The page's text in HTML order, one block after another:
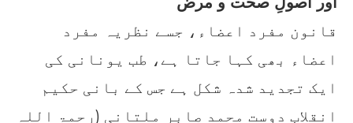
قانون مفرد اعضاء، جسے نظریہ مفرد
اعضاء بھی کہا جاتا ہے، طب یونانی کی
ایک تجدید شدہ شکل ہے جس کے بانی حکیم
انقلاب دوست محمد صابر ملتانی (رحمۃ اللہ